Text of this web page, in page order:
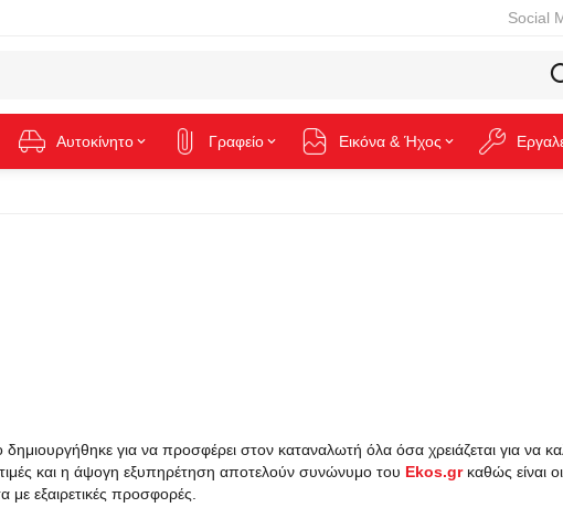
Social
Αυτοκίνητο Γραφείο Εικόνα & Ήχος
για να προσφέρει στον καταναλωτή όλα όσα χρειάζεται για να
και η άψογη εξυπηρέτηση αποτελούν συνώνυμο του Ekos.grκαθώς είναι
με εξαιρετικές προσφορές.